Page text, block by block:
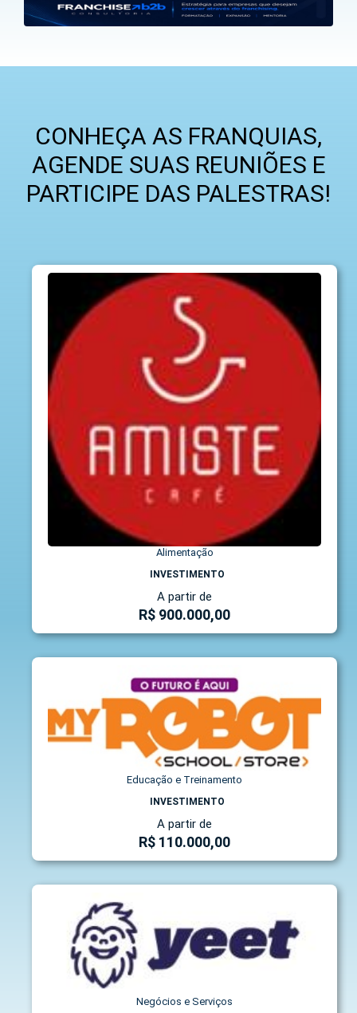
CONHEÇA AS FRANQUIAS,
AGENDE SUAS REUNIÕES E
PARTICIPE DAS PALESTRAS!
Alimentação
INVESTIMENTO
A partir de
R$ 900.000,00
Educação e Treinamento
INVESTIMENTO
A partir de
R$ 110.000,00
Negócios e Serviços